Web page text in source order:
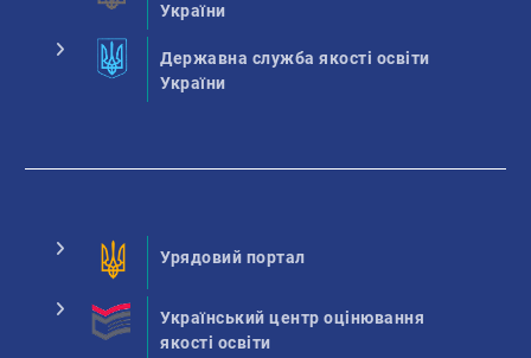
України
Державна служба якості освіти
України
Урядовий портал
Український центр оцінювання
якості освіти